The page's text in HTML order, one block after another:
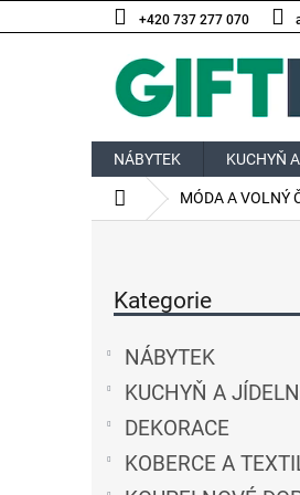
na
+420 737 277 070
NÁBYTEK KUCHYŇ
Domů MÓDA A VOLNÝ
kategorie
Kategorie
NÁBYTEK
KUCHYŇ A
DEKORACE
KOBERCE A